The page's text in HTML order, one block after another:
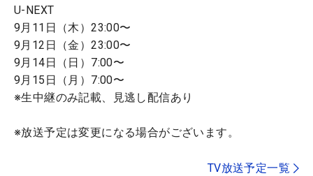
U-NEXT
9月11日（木）23:00〜
9月12日（金）23:00〜
9月14日（日）7:00〜
9月15日（月）7:00〜
※生中継のみ記載、見逃し配信あり
※放送予定は変更になる場合がございます。
TV放送予定一覧